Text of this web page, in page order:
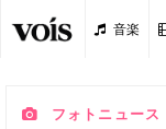
音楽
フォトニュース